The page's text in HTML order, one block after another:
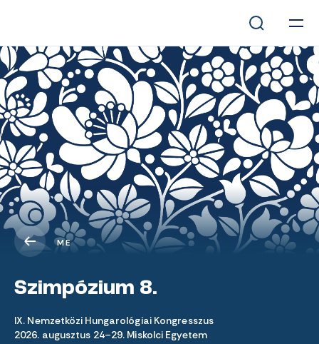
ME
Szimpózium 8.
IX. Nemzetközi Hungarológiai Kongresszus
2026. augusztus 24–29. Miskolci Egyetem